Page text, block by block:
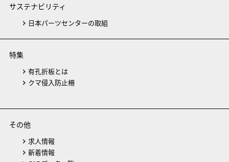
サステナビリティ
日本パーツセンターの取組
特集
有孔折板とは
クマ侵入防止柵
その他
求人情報
新着情報